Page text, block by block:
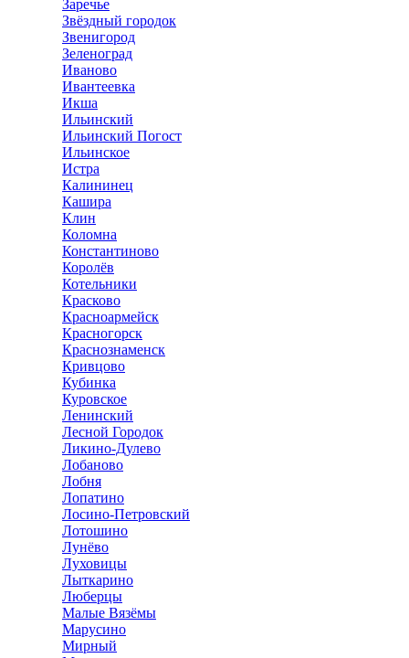
Заречье
Звёздный городок
Звенигород
Зеленоград
Иваново
Ивантеевка
Икша
Ильинский
Ильинский Погост
Ильинское
Истра
Калининец
Кашира
Клин
Коломна
Константиново
Королёв
Котельники
Красково
Красноармейск
Красногорск
Краснознаменск
Кривцово
Кубинка
Куровское
Ленинский
Лесной Городок
Ликино-Дулево
Лобаново
Лобня
Лопатино
Лосино-Петровский
Лотошино
Лунёво
Луховицы
Лыткарино
Люберцы
Малые Вязёмы
Марусино
Мирный